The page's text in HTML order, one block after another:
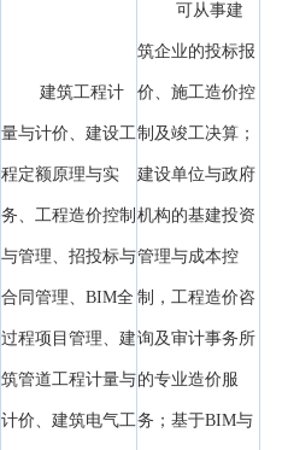
建筑工程计
量与计价、建设工
程定额原理与实
务、工程造价控制
与管理、招投标与
合同管理、BIM全
过程项目管理、建
筑管道工程计量与
计价、建筑电气工
可从事建
筑企业的投标报
价、施工造价控
制及竣工决算；
建设单位与政府
机构的基建投资
管理与成本控
制，工程造价咨
询及审计事务所
的专业造价服
务；基于BIM与